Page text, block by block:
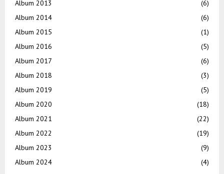
Album 2013
(6)
Album 2014
(6)
Album 2015
(1)
Album 2016
(5)
Album 2017
(6)
Album 2018
(3)
Album 2019
(5)
Album 2020
(18)
Album 2021
(22)
Album 2022
(19)
Album 2023
(9)
Album 2024
(4)